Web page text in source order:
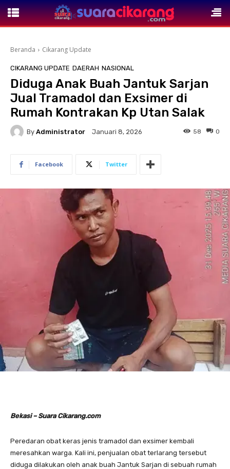
Beranda Cikarang Update
CIKARANG UPDATE DAERAH NASIONAL
Diduga Anak Buah Jantuk Sarjan
Jual Tramadol dan Exsimer di
Rumah Kontrakan Kp Utan Salak
By Administrator Januari 8, 2026 0
58
Facebook Twitter
Bekasi – Suara Cikarang.com
Peredaran obat keras jenis tramadol dan exsimer kembali
meresahkan warga. Kali ini, penjualan obat terlarang tersebut
diduga dilakukan oleh anak buah Jantuk Sarjan di sebuah rumah